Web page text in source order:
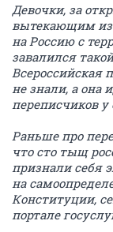
Девочки, за
вытекающим из
на Россию с
завалился
Всероссийская
не знали, а она
переписчиков у
Раньше про
что сто тыщ
признали себя
на
Конституции,
портале